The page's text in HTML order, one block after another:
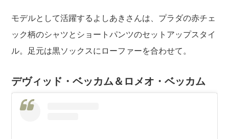
モデルとして活躍するよしあきさんは、プラダの赤チェ
ック柄のシャツとショートパンツのセットアップスタイ
ル。足元は黒ソックスにローファーを合わせて。
デヴィッド・ベッカム＆ロメオ・ベッカム